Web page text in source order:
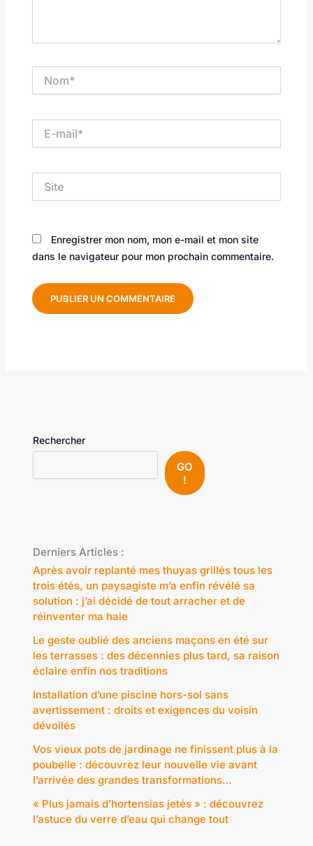
mail*
Enregistrer mon nom, mon e-mail et mon site
dans le navigateur pour mon prochain commentaire.
Rechercher
GO
!
Derniers Articles :
Après avoir replanté mes thuyas grillés tous les
trois étés, un paysagiste m’a enfin révélé sa
solution : j’ai décidé de tout arracher et de
réinventer ma haie
Le geste oublié des anciens maçons en été sur
les terrasses : des décennies plus tard, sa raison
éclaire enfin nos traditions
Installation d’une piscine hors-sol sans
avertissement : droits et exigences du voisin
dévoilés
Vos vieux pots de jardinage ne finissent plus à la
poubelle : découvrez leur nouvelle vie avant
l’arrivée des grandes transformations…
« Plus jamais d’hortensias jetés » : découvrez
l’astuce du verre d’eau qui change tout